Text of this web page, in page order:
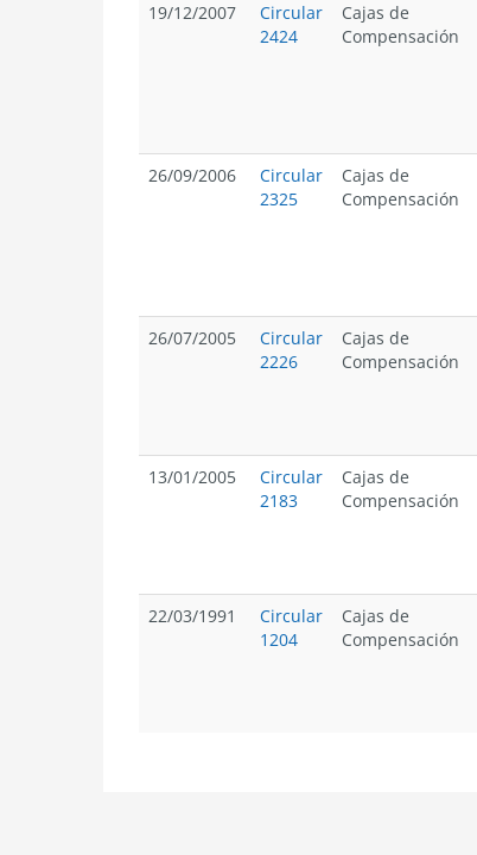
19/12/2007
Circular
2424
Cajas de
Compensación
26/09/2006
Circular
2325
Cajas de
Compensación
26/07/2005
Circular
2226
Cajas de
Compensación
13/01/2005
Circular
2183
Cajas de
Compensación
22/03/1991
Circular
1204
Cajas de
Compensación